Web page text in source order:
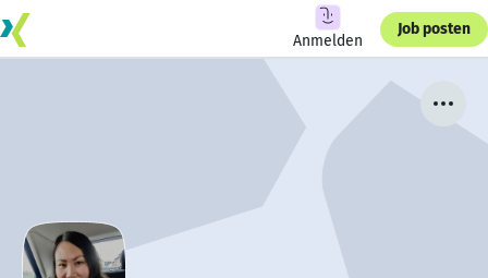
Anmelden
Job posten